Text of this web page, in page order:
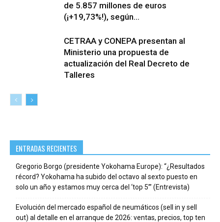
de 5.857 millones de euros
(¡+19,73%!), según...
CETRAA y CONEPA presentan al
Ministerio una propuesta de
actualización del Real Decreto de
Talleres
ENTRADAS RECIENTES
Gregorio Borgo (presidente Yokohama Europe): “¿Resultados
récord? Yokohama ha subido del octavo al sexto puesto en
solo un año y estamos muy cerca del ‘top 5’” (Entrevista)
Evolución del mercado español de neumáticos (sell in y sell
out) al detalle en el arranque de 2026: ventas, precios, top ten